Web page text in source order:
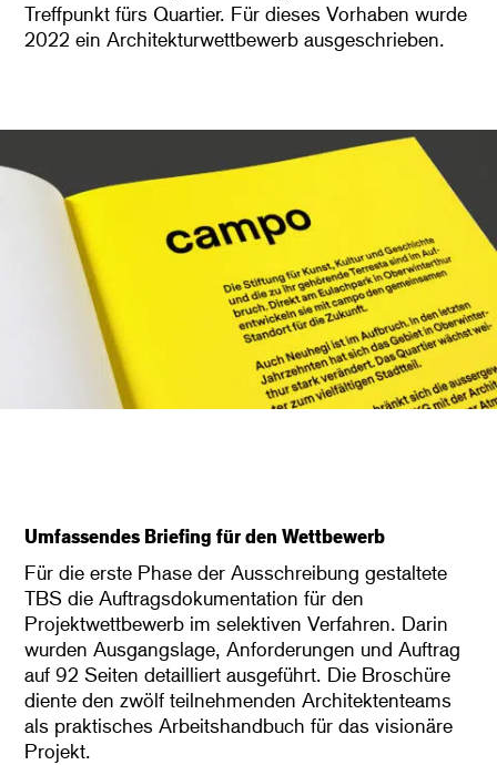
Treffpunkt fürs Quartier. Für dieses Vorhaben wurde
2022 ein Architekturwettbewerb ausgeschrieben.
Umfassendes Briefing für den Wettbewerb
Für die erste Phase der Ausschreibung gestaltete
TBS die Auftragsdokumentation für den
Projektwettbewerb im selektiven Verfahren. Darin
wurden Ausgangslage, Anforderungen und Auftrag
auf 92 Seiten detailliert ausgeführt. Die Broschüre
diente den zwölf teilnehmenden Architektenteams
als praktisches Arbeitshandbuch für das visionäre
Projekt.